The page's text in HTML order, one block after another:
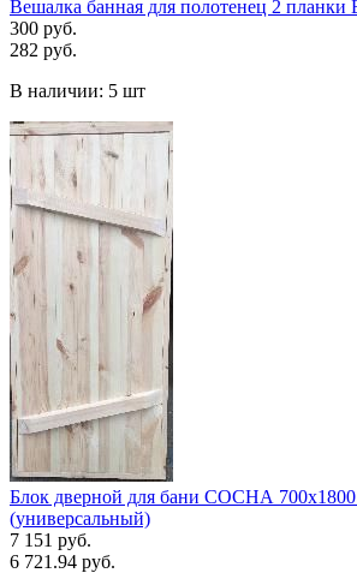
Вешалка банная для полотенец 2
300 руб.
282 руб.
В наличии: 5 шт
Блок дверной для бани СОСНА 700х1800
(универсальный)
7 151 руб.
6 721.94 руб.